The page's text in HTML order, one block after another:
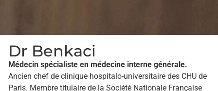
Dr Benkaci
Médecin spécialiste en médecine interne générale.
Ancien chef de clinique hospitalo-universitaire des CHU de
Paris. Membre titulaire de la Société Nationale Française